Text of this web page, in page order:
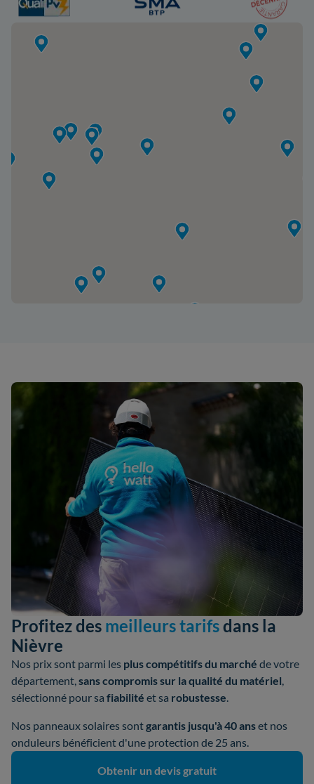
Profitez des meilleurs tarifsdans la
Nièvre
Nos prix sont parmi les plus compétitifs du marché de votre
département,sans compromis sur la qualité du matériel,
sélectionné pour sa fiabilité et sa robustesse.
Nos panneaux solaires sontgarantis jusqu'à 40 anset nos
onduleurs bénéficient d'une protection de 25 ans.
Obtenir un devis gratuit